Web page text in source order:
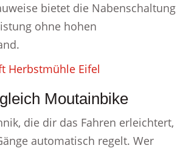
bietet die Nabenschaltung
ohne hohen
Herbstmühle Eifel
Moutainbike
die dir das Fahren erleichtert,
automatisch regelt. Wer